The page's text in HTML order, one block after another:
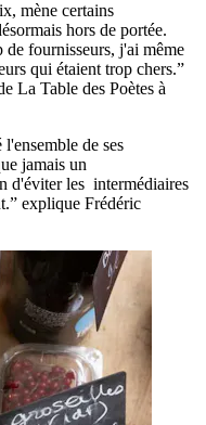
mène certains
hors de portée.
de fournisseurs, j'ai même
qui étaient trop chers.”
La Table des Poètes à
l'ensemble de ses
jamais un
d'éviter les intermédiaires
explique Frédéric